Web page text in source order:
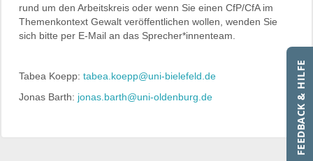
FEEDBACK & HILFE
rund um den Arbeitskreis oder wenn Sie einen CfP/CfA im
Themenkontext Gewalt veröffentlichen wollen, wenden Sie
sich bitte per E-Mail an das Sprecher*innenteam.
Tabea Koepp: tabea.koepp@uni-bielefeld.de
Jonas Barth: jonas.barth@uni-oldenburg.de